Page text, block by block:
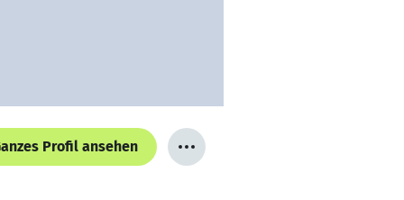
Profil ansehen